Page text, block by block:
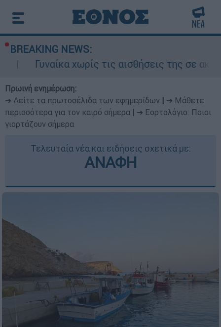
BREAKING NEWS:
χωρίς τις αισθήσεις της σε ακάλυπτο
Πρωινή ενημέρωση:
➔ Δείτε τα πρωτοσέλιδα των εφημερίδων
➔ Μάθετε
περισσότερα για τον καιρό σήμερα
➔ Εορτολόγιο: Ποιοι
γιορτάζουν σήμερα
Τελευταία νέα και ειδήσεις σχετικά με:
ΑΝΑΦΗ